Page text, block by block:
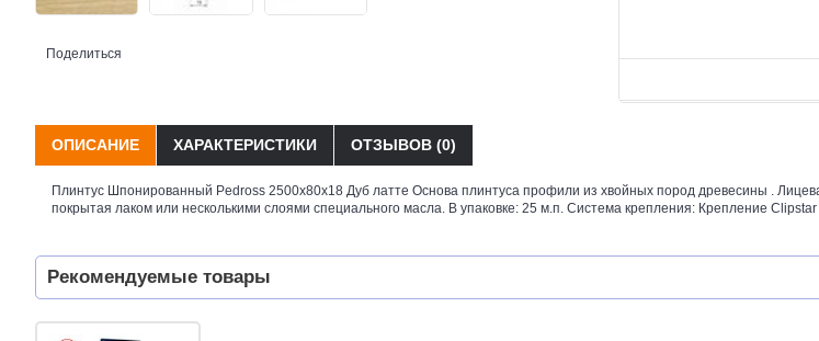
Поделиться
ОПИСАНИЕ ХАРАКТЕРИСТИКИ ОТЗЫВОВ (0)
Плинтус Шпонированный Pedross 2500х80х18 Дуб латте Основа плинтуса профили из хвойных пород древесины .
покрытая лаком или несколькими слоями специального масла. В упаковке: 25 м.п. Система крепления: Крепление
Рекомендуемые товары